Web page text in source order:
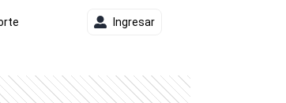
Ingresar